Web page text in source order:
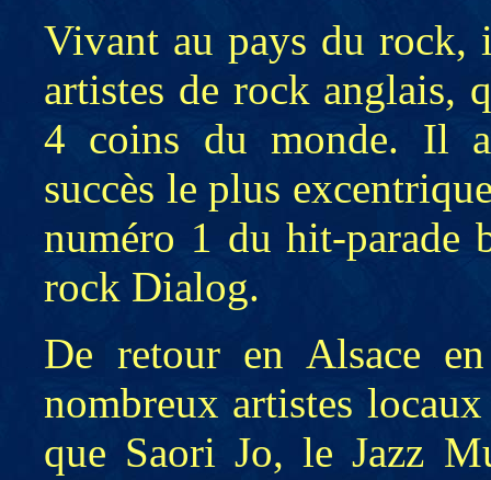
Vivant au pays du rock,
artistes de rock anglais,
4 coins du monde. Il
succès le plus
numéro 1 du hit-parade
rock Dialog.
De retour en Alsace
nombreux artistes
que Saori Jo, le Jazz